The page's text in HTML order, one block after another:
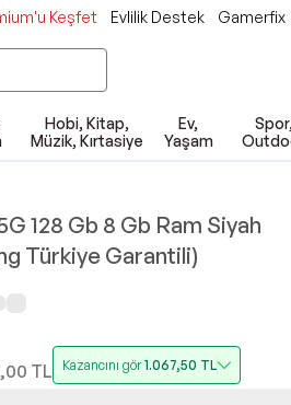
Keşfet Evlilik Destek Gamerfix
Hobi, Kitap,
Müzik, Kırtasiye
Ev,
Yaşam
Spor,
128 Gb 8 Gb Ram Siyah
Türkiye Garantili)
TL Kazancını gör1.067,50 TL